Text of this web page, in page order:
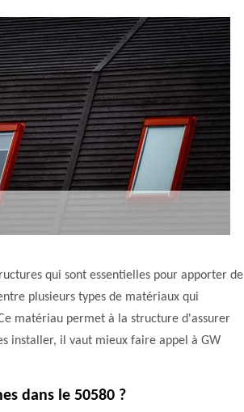
qui sont essentielles pour apporter de
plusieurs types de matériaux qui
matériau permet à la structure d'assurer
installer, il vaut mieux faire appel à GW
dans le 50580 ?